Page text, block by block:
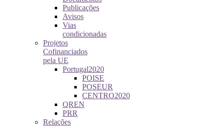
Publicações
Avisos
Vias
condicionadas
Projetos
Cofinanciados
pela UE
Portugal2020
POISE
POSEUR
CENTRO2020
QREN
PRR
Relações